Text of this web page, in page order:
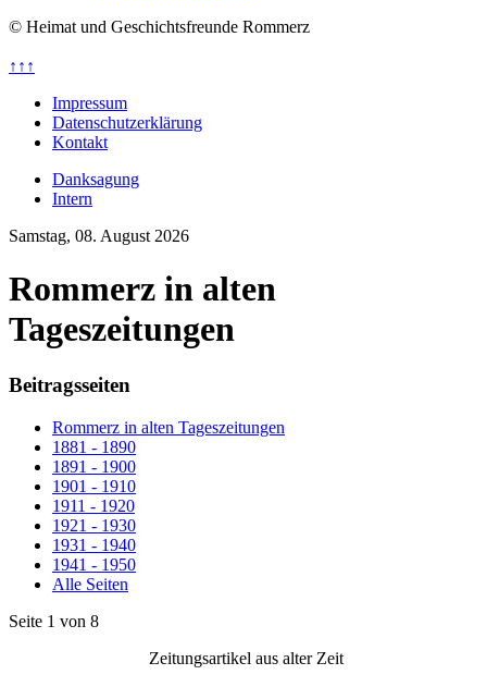
© Heimat und Geschichtsfreunde Rommerz
↑↑↑
Impressum
Datenschutzerklärung
Kontakt
Danksagung
Intern
Samstag, 08. August 2026
Rommerz in alten
Tageszeitungen
Beitragsseiten
Rommerz in alten Tageszeitungen
1881 - 1890
1891 - 1900
1901 - 1910
1911 - 1920
1921 - 1930
1931 - 1940
1941 - 1950
Alle Seiten
Seite 1 von 8
Zeitungsartikel aus alter Zeit